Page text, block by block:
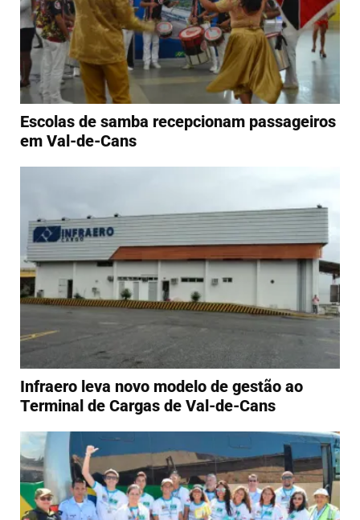
Escolas de samba recepcionam passageiros
em Val-de-Cans
Infraero leva novo modelo de gestão ao
Terminal de Cargas de Val-de-Cans